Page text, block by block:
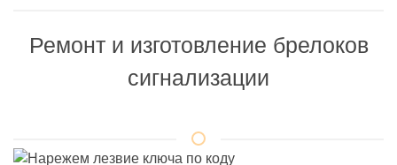
Ремонт и изготовление брелоков
сигнализации